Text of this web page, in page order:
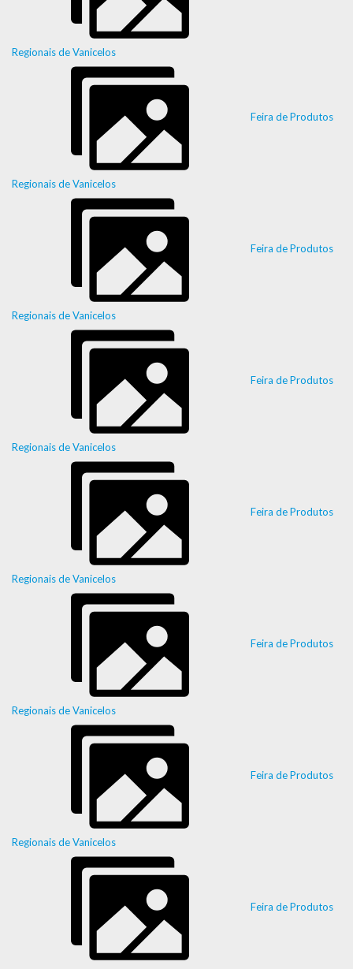
Regionais de Vanicelos
Feira de Produtos
Regionais de Vanicelos
Feira de Produtos
Regionais de Vanicelos
Feira de Produtos
Regionais de Vanicelos
Feira de Produtos
Regionais de Vanicelos
Feira de Produtos
Regionais de Vanicelos
Feira de Produtos
Regionais de Vanicelos
Feira de Produtos